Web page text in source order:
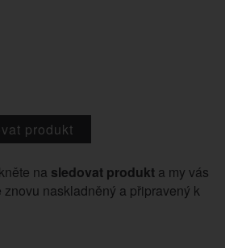
produkt
na sledovat produkta my vás
naskladněný a připravený k